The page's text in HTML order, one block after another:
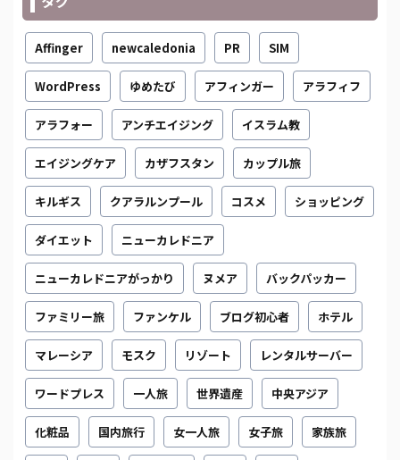
Affinger newcaledonia PR SIM
WordPress ゆめたび アフィンガー アラフィフ
アラフォー アンチエイジング イスラム教
エイジングケア カザフスタン カップル旅
キルギス クアラルンプール コスメ ショッピング
ダイエット ニューカレドニア
ニューカレドニアがっかり ヌメア バックパッカー
ファミリー旅 ファンケル ブログ初心者 ホテル
マレーシア モスク リゾート レンタルサーバー
ワードプレス 一人旅 世界遺産 中央アジア
化粧品 国内旅行 女一人旅 女子旅 家族旅